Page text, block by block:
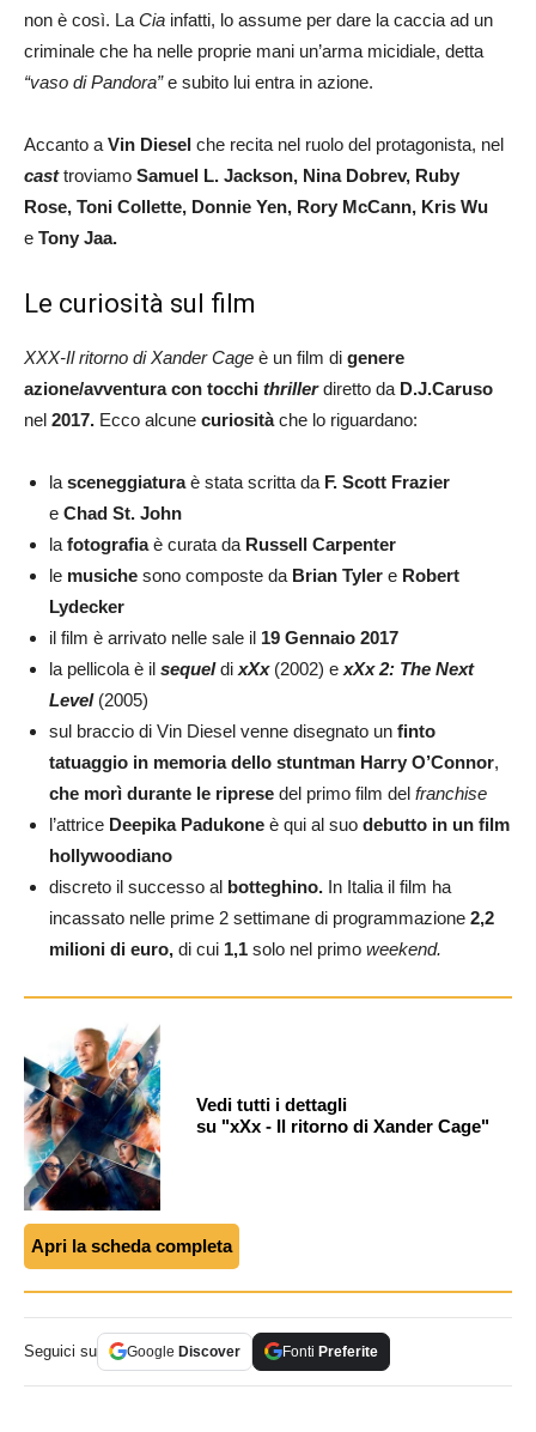
non è così. La Cia infatti, lo assume per dare la caccia ad un
criminale che ha nelle proprie mani un’arma micidiale, detta
“vaso di Pandora”e subito lui entra in azione.
Accanto a Vin Diesel che recita nel ruolo del protagonista, nel
casttroviamo Samuel L. Jackson, Nina Dobrev, Ruby
Rose, Toni Collette, Donnie Yen, Rory McCann, Kris Wu
e Tony Jaa.
Le curiosità sul film
XXX-Il ritorno di Xander Cage è un film di genere
azione/avventura con tocchi thrillerdiretto da D.J.Caruso
nel 2017. Ecco alcune curiositàche lo riguardano:
la sceneggiaturaè stata scritta da F. Scott Frazier
e Chad St. John
la fotografiaè curata da Russell Carpenter
le musiche sono composte da Brian Tyler e Robert
Lydecker
il film è arrivato nelle sale il 19 Gennaio 2017
la pellicola è il sequel di xXx (2002) e xXx 2: The Next
Level(2005)
sul braccio di Vin Diesel venne disegnato un finto
tatuaggio in memoria dello stuntman Harry O’Connor,
che morì durante le riprese del primo film del franchise
l’attrice Deepika Padukone è qui al suo debutto in un film
hollywoodiano
discreto il successo al botteghino. In Italia il film ha
incassato nelle prime 2 settimane di programmazione 2,2
milioni di euro, di cui 1,1 solo nel primo weekend.
Vedi tutti i dettagli
su "xXx - Il ritorno di Xander Cage"
Apri la scheda completa
Seguici su Google Discover Fonti Preferite